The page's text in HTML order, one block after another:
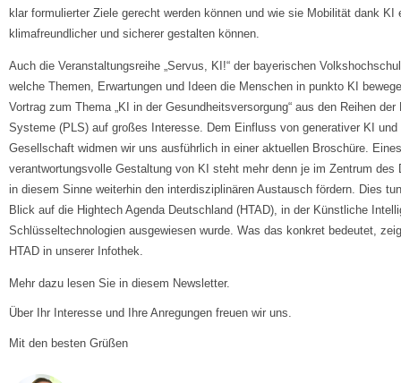
klar formulierter Ziele gerecht werden können und wie sie Mobilität dank KI
klimafreundlicher und sicherer gestalten können.
Auch die Veranstaltungsreihe „Servus, KI!“ der bayerischen
welche Themen, Erwartungen und Ideen die Menschen in punkto KI
Vortrag zum Thema „KI in der Gesundheitsversorgung“ aus den Reihen
Systeme (PLS) auf großes Interesse. Dem Einfluss von generativer KI und
Gesellschaft widmen wir uns ausführlich in einer aktuellen Broschüre.
verantwortungsvolle Gestaltung von KI steht mehr denn je im Zentrum des
in diesem Sinne weiterhin den interdisziplinären Austausch fördern. Dies
Blick auf die Hightech Agenda Deutschland (HTAD), in der Künstliche
Schlüsseltechnologien ausgewiesen wurde. Was das konkret bedeutet,
HTAD in unserer Infothek.
Mehr dazu lesen Sie in diesem Newsletter.
Über Ihr Interesse und Ihre Anregungen freuen wir uns.
Mit den besten Grüßen